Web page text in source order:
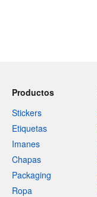
Productos
Stickers
Etiquetas
Imanes
Chapas
Packaging
Ropa